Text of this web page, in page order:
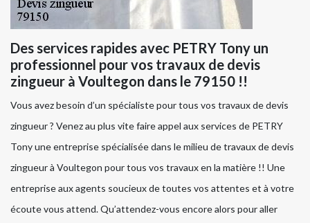
Des services rapides avec PETRY Tony un
professionnel pour vos travaux de devis
zingueur à Voultegon dans le 79150 !!
Vous avez besoin d’un spécialiste pour tous vos travaux de devis
zingueur ? Venez au plus vite faire appel aux services de PETRY
Tony une entreprise spécialisée dans le milieu de travaux de devis
zingueur à Voultegon pour tous vos travaux en la matière !! Une
entreprise aux agents soucieux de toutes vos attentes et à votre
écoute vous attend. Qu’attendez-vous encore alors pour aller